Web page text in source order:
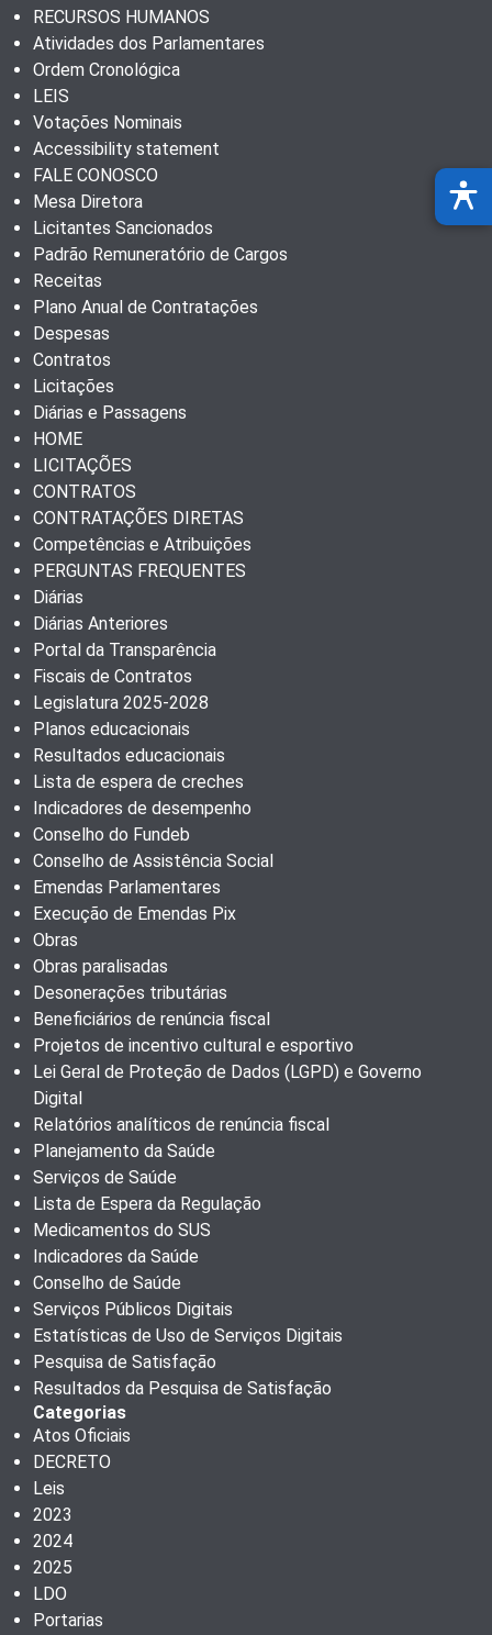
RECURSOS HUMANOS
Atividades dos Parlamentares
Ordem Cronológica
LEIS
Votações Nominais
Accessibility statement
FALE CONOSCO
Mesa Diretora
Licitantes Sancionados
Padrão Remuneratório de Cargos
Receitas
Plano Anual de Contratações
Despesas
Contratos
Licitações
Diárias e Passagens
HOME
LICITAÇÕES
CONTRATOS
CONTRATAÇÕES DIRETAS
Competências e Atribuições
PERGUNTAS FREQUENTES
Diárias
Diárias Anteriores
Portal da Transparência
Fiscais de Contratos
Legislatura 2025-2028
Planos educacionais
Resultados educacionais
Lista de espera de creches
Indicadores de desempenho
Conselho do Fundeb
Conselho de Assistência Social
Emendas Parlamentares
Execução de Emendas Pix
Obras
Obras paralisadas
Desonerações tributárias
Beneficiários de renúncia fiscal
Projetos de incentivo cultural e esportivo
Lei Geral de Proteção de Dados (LGPD) e Governo
Digital
Relatórios analíticos de renúncia fiscal
Planejamento da Saúde
Serviços de Saúde
Lista de Espera da Regulação
Medicamentos do SUS
Indicadores da Saúde
Conselho de Saúde
Serviços Públicos Digitais
Estatísticas de Uso de Serviços Digitais
Pesquisa de Satisfação
Resultados da Pesquisa de Satisfação
Categorias
Atos Oficiais
DECRETO
Leis
2023
2024
2025
LDO
Portarias